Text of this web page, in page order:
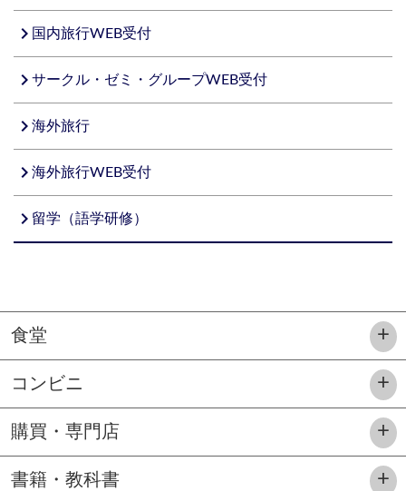
navigate_next国内旅行WEB受付
navigate_nextサークル・ゼミ・グループWEB受付
navigate_next海外旅行
navigate_next海外旅行WEB受付
navigate_next留学（語学研修）
食堂
コンビニ
購買・専門店
書籍・教科書